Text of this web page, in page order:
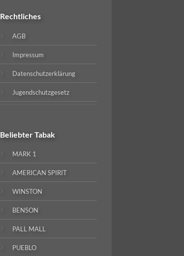
Rechtliches
AGB
Impressum
Datenschutzerklärung
Jugendschutzgesetz
BeliebterTabak
MARK 1
AMERICAN SPIRIT
WINSTON
BENSON
PALL MALL
PUEBLO